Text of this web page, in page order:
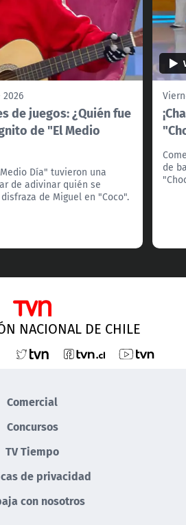
de juegos: ¿Quién fue
de "El Medio
Día" tuvieron una
de adivinar quién se
de Miguel en "Coco".
de
NACIONAL DE CHILE
Comercial
Concursos
TV Tiempo
de privacidad
con nosotros